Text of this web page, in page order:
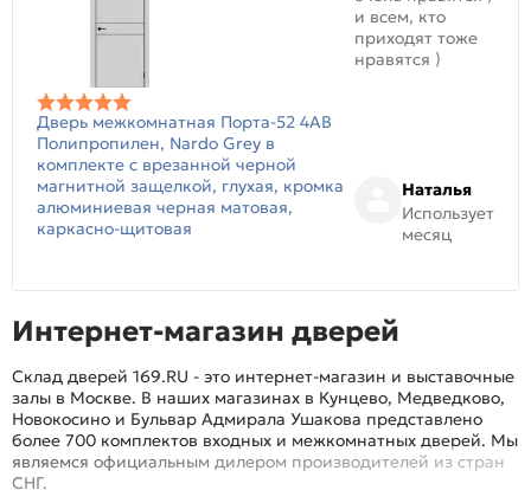
Дверь межкомнатная Порта-52 4AB
Полипропилен, Nardo Grey в
комплекте с врезанной черной
магнитной защелкой, глухая, кромка
алюминиевая черная матовая,
каркасно-щитовая
и всем, кто
приходят тоже
нравятся )
Наталья
Использует
месяц
Интернет-магазин дверей
Склад дверей 169.RU - это интернет-магазин и выставочные
залы в Москве. В наших магазинах в Кунцево, Медведково,
Новокосино и Бульвар Адмирала Ушакова представлено
более 700 комплектов входных и межкомнатных дверей. Мы
являемся официальным дилером производителей из стран
СНГ.